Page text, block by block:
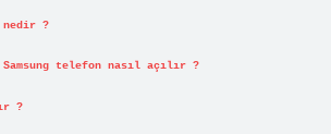
nedir ?
telefon nasıl açılır ?
?